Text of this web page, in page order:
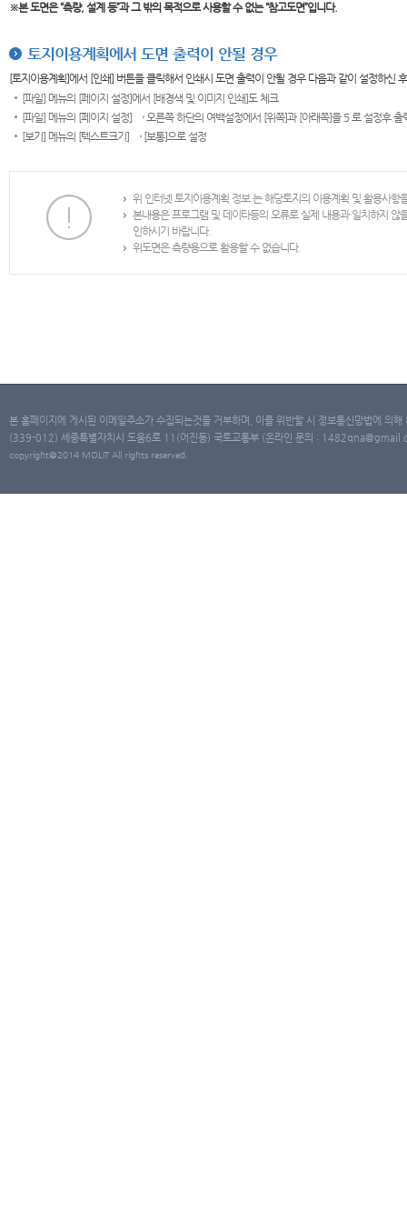
※본 도면은“측량, 설계 등”과 그 밖의 목적으로 사용할 수 없는 “참고도면”입니다.
토지이용계획에서 도면 출력이 안될 경우
[토지이용계획]에서 [인쇄] 버튼을 클릭해서 인쇄시 도면 출력이 안될 경우 다음과 같이 설정하신
[파일] 메뉴의 [페이지 설정]에서 [배경색 및 이미지 인쇄]도 체크
[파일] 메뉴의 [페이지 설정] → 오른쪽 하단의 여백설정에서 [위쪽]과 [아래쪽]을 5 로 설정후 출
[보기] 메뉴의 [텍스트크기] → [보통]으로 설정
위 인터넷 토지이용계획 정보 는 해당토지의 이용계획 및 활용사
본내용은 프로그램 및 데이타등의 오류로 실제 내용과 일치하지
인하시기 바랍니다.
위도면은 측량용으로 활용할 수 없습니다.
본 홈페이지에 게시된 이메일주소가 수집되는것을 거부하며, 이를 위반할 시 정보통신망법에 의
(339-012) 세종특별자치시 도움6로 11(어진동) 국토교통부 (온라인 문의 :
copyright@2014 MOLIT All rights reserved.